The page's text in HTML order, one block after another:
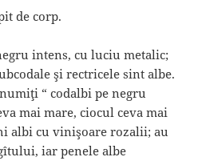
de corp.
intens, cu luciu metalic;
şi rectricele sint albe.
“ codalbi pe negru
mai mare, ciocul ceva mai
albi cu vinişoare rozalii; au
iar penele albe